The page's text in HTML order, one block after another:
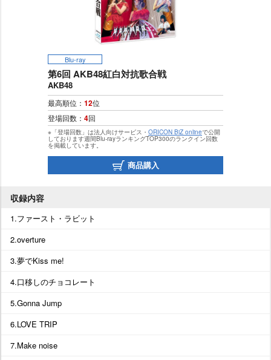
Blu-ray
第6回 AKB48紅白対抗歌合戦
AKB48
最高順位： 12位
登場回数： 4回
※「登場回数」は法人向けサービス・ ORICON BiZ onlineで公開
しております週間Blu-rayランキングTOP300のランクイン回数
を掲載しています。
商品購入
収録内容
1.ファースト・ラビット
2.overture
3.夢でKiss me!
4.口移しのチョコレート
5.Gonna Jump
6.LOVE TRIP
7.Make noise